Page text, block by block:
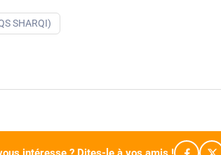
SHARQI)